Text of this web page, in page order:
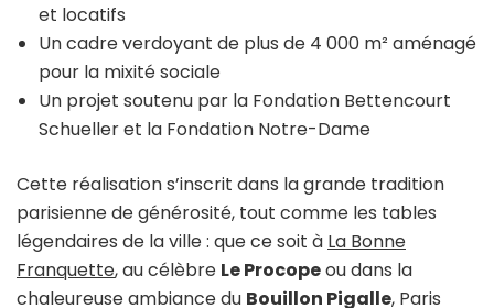
et locatifs
Un cadre verdoyant de plus de 4 000 m² aménagé
pour la mixité sociale
Un projet soutenu par la Fondation Bettencourt
Schueller et la Fondation Notre-Dame
Cette réalisation s’inscrit dans la grande tradition
parisienne de générosité, tout comme les tables
légendaires de la ville : que ce soit à La Bonne
Franquette, au célèbre Le Procopeou dans la
chaleureuse ambiance du Bouillon Pigalle, Paris